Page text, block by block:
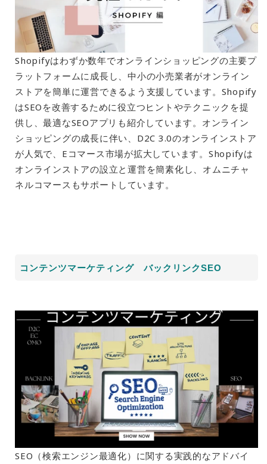
Shopifyはわずか数年でオンラインショッピングの主要プ
ラットフォームに成長し、中小の小売業者がオンライン
ストアを簡単に運営できるよう支援しています。Shopify
はSEOを改善するために役立つヒントやテクニックを提
供し、最適なSEOアプリも紹介しています。オンライン
ショッピングの成長に伴い、D2C 3.0のオンラインストア
が人気で、Eコマース市場が拡大しています。Shopifyは
オンラインストアの設立と運営を簡素化し、オムニチャ
ネルコマースもサポートしています。
コンテンツマーケティング バックリンクSEO
SEO（検索エンジン最適化）に関する実践的なアドバイ